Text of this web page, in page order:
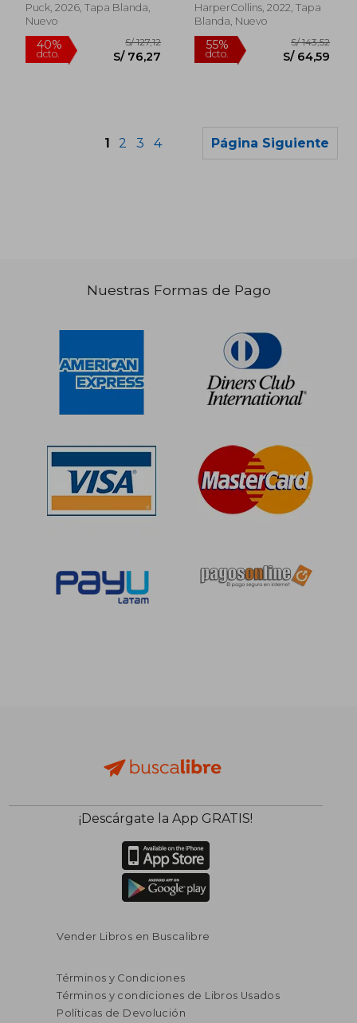
Puck, 2026, Tapa Blanda,
Nuevo
HarperCollins, 2022, Tapa
Blanda, Nuevo
1 2 3 4 Página Siguiente
Nuestras Formas de Pago
¡Descárgate la App GRATIS!
Vender Libros en Buscalibre
Términos y Condiciones
Términos y condiciones de Libros Usados
Políticas de Devolución